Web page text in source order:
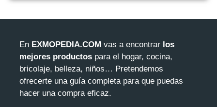
En EXMOPEDIA.COM vas a encontrar los
mejores productos para el hogar, cocina,
bricolaje, belleza, niños… Pretendemos
ofrecerte una guía completa para que puedas
hacer una compra eficaz.